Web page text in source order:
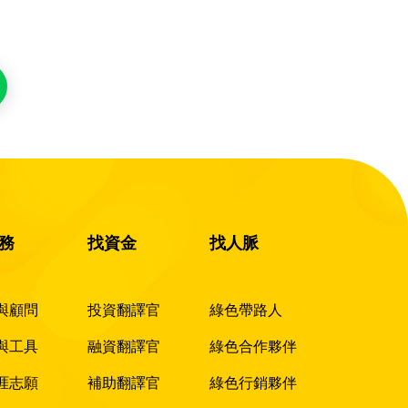
顧問
工具
志願
找資金
投資翻譯官
融資翻譯官
補助翻譯官
找人脈
綠色帶路人
綠色合作夥伴
綠色行銷夥伴